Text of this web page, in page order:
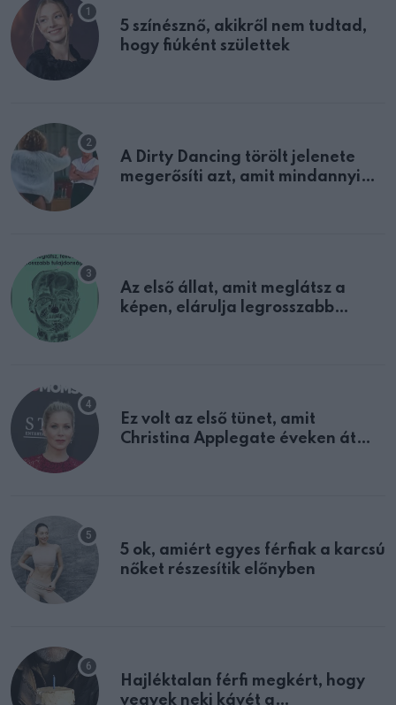
5 színésznő, akikről nem tudtad,
hogy fiúként születtek
A Dirty Dancing törölt jelenete
megerősíti azt, amit mindannyian
Az első állat, amit meglátsz a
képen, elárulja legrosszabb
Ez volt az első tünet, amit
Christina Applegate éveken át
5 ok, amiért egyes férfiak a karcsú
nőket részesítik előnyben
Hajléktalan férfi megkért, hogy
vegyek neki kávét a